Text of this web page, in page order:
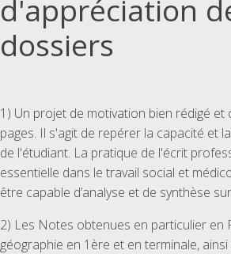
d'appréciation
dossiers
1) Un projet de motivation bien rédigé et
pages. Il s'agit de repérer la capacité et
de l'étudiant. La pratique de l'écrit
essentielle dans le travail social et
être capable d’analyse et de synthèse
2) Les Notes obtenues en particulier en
géographie en 1ère et en terminale,